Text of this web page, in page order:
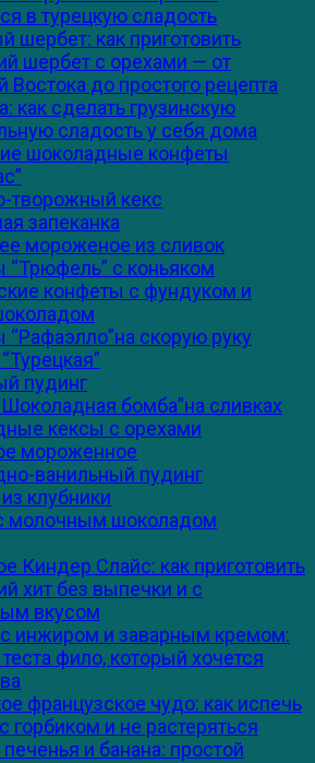
в турецкую сладость
шербет: как приготовить
шербет с орехами — от
Востока до простого рецепта
как сделать грузинскую
сладость у себя дома
шоколадные конфеты
творожный кекс
запеканка
мороженое из сливок
“Трюфель” с коньяком
конфеты с фундуком и
скорую руку
пудинг
бомба”на сливках
кексы с орехами
мороженное
ванильный пудинг
клубники
молочным шоколадом
Киндер Слайс: как приготовить
хит без выпечки и с
вкусом
с инжиром и заварным кремом:
теста фило, который хочется
французское чудо: как испечь
горбиком и не растеряться
печенья и банана: простой